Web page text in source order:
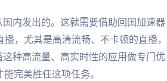
内发出的。这就需要借助回国加速器
，尤其是高清流畅、不卡顿的直播，
种高流量、高实时性的应用做专门优
完美胜任这项任务。